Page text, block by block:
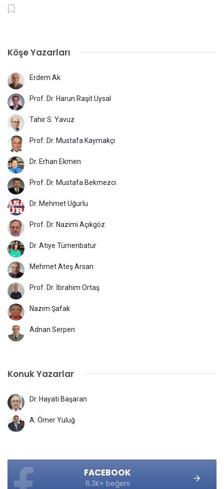
Köşe Yazarları
Erdem Ak
Prof. Dr. Harun Raşit Uysal
Tahir S. Yavuz
Prof. Dr. Mustafa Kaymakçı
Dr. Erhan Ekmen
Prof. Dr. Mustafa Bekmezci
Dr. Mehmet Uğurlu
Prof. Dr. Nazimi Açıkgöz
Dr. Atiye Tümenbatur
Mehmet Ateş Arsan
Prof. Dr. İbrahim Ortaş
Nazım Şafak
Adnan Serpen
Konuk Yazarlar
Dr. Hayati Başaran
A. Ömer Yuluğ
FACEBOOK
6.3K+ beğeni